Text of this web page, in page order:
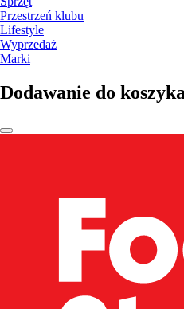
Przestrzeń klubu
Lifestyle
Wyprzedaż
Marki
Dodawanie do